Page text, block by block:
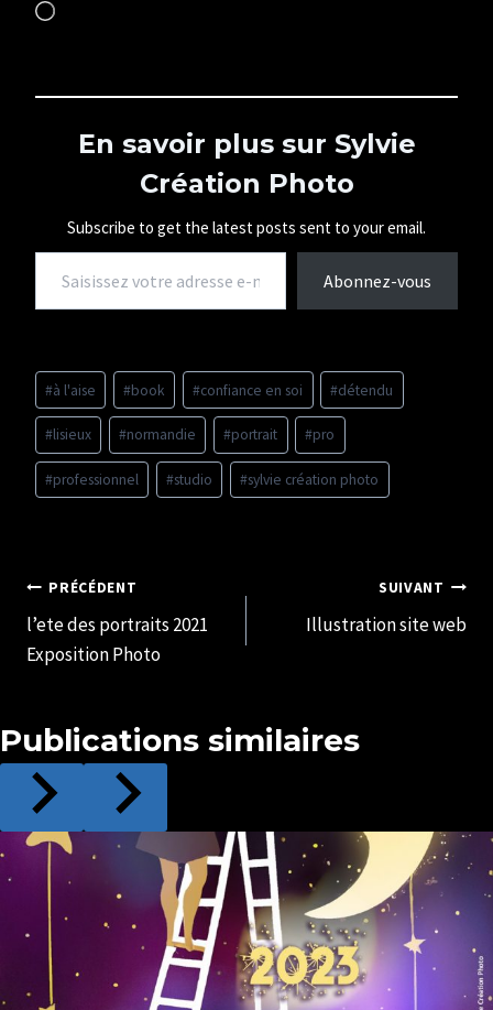
C
g
En savoir plus sur Sylvie
Création Photo
Subscribe to get the latest posts sent to your email.
Saisissez votre adresse e-mail…
Abonnez-vous
Étiquettes
de
la
publication :
#à l'aise #book #confiance en soi #détendu
#lisieux #normandie #portrait #pro
#professionnel #studio #sylvie création photo
Navigation
de
PRÉCÉDENT
l’ete des portraits 2021
Exposition Photo
SUIVANT
Illustration site web
Publications similaires